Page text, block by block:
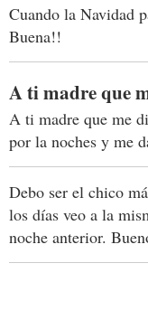
Cuando la Navidad
Buena!!
A ti madre que
A ti madre que me
por la noches y me
Debo ser el chico
los días veo a la
noche anterior.